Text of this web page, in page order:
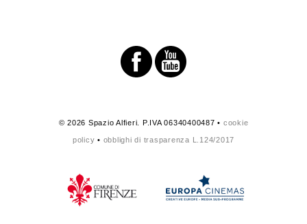
© 2026 Spazio Alfieri. P.IVA 06340400487 • cookie
policy • obblighi di trasparenza L.124/2017